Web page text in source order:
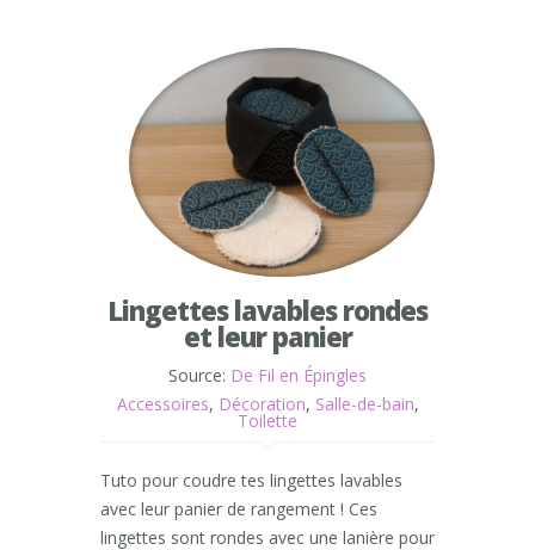
Lingettes lavables rondes
et leur panier
Source: De Fil en Épingles
Accessoires, Décoration, Salle-de-bain,
Toilette
Tuto pour coudre tes lingettes lavables
avec leur panier de rangement ! Ces
lingettes sont rondes avec une lanière pour